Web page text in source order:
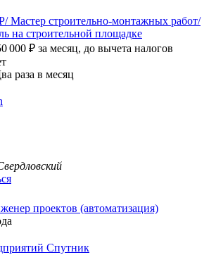
Мастер строительно-монтажных работ/
на строительной площадке
000 ₽ за месяц, до вычета налогов
раза в месяц
проектов (автоматизация)
Спутник